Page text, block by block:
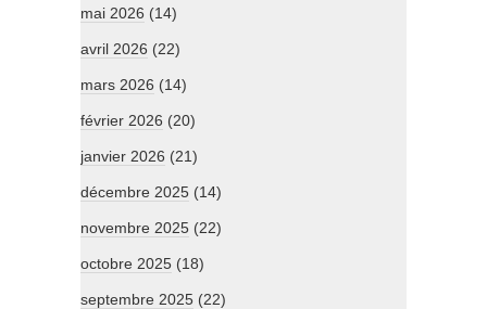
mai 2026 (14)
avril 2026 (22)
mars 2026 (14)
février 2026 (20)
janvier 2026 (21)
décembre 2025 (14)
novembre 2025 (22)
octobre 2025 (18)
septembre 2025 (22)